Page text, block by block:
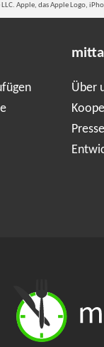
Apple, das Apple Logo,
Über
Presse